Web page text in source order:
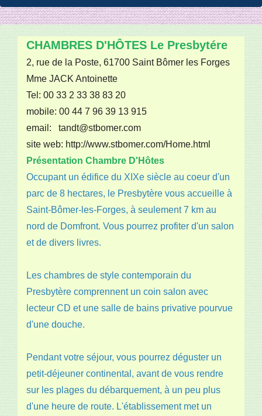
CHAMBRES D'HÔTES Le Presbytére
2, rue de la Poste, 61700 Saint Bômer les Forges
Mme JACK Antoinette
Tel: 00 33 2 33 38 83 20
mobile: 00 44 7 96 39 13 915
email: tandt@stbomer.com
site web: http://www.stbomer.com/Home.html
Présentation Chambre D'Hôtes
Occupant un édifice du XIXe siècle au coeur d'un
parc de 8 hectares, le Presbytère vous accueille à
Saint-Bômer-les-Forges, à seulement 7 km au
nord de Domfront. Vous pourrez profiter d'un salon
et de divers livres.
Les chambres de style contemporain du
Presbytère comprennent un coin salon avec
lecteur CD et une salle de bains privative pourvue
d'une douche.
Pendant votre séjour, vous pourrez déguster un
petit-déjeuner continental, avant de vous rendre
sur les plages du débarquement, à un peu plus
d'une heure de route. L'établissement met un